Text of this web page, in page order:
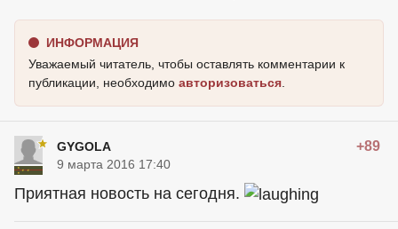
ИНФОРМАЦИЯ
Уважаемый читатель, чтобы оставлять комментарии к
публикации, необходимо авторизоваться
GYGOLA +89
9 марта 2016 17:40
Приятная новость на сегодня.